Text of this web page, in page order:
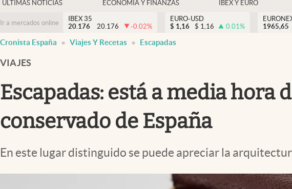
ULTIMAS NOTICIAS ECONOMÍA Y FINANZAS IBEX Y EURO
Ir a mercados online
IBEX 35
20.176
20.176 -0.02%
EURO-USD
$ 1,16 $ 1,16 0.01%
1965,65
Cronista España Viajes Y Recetas Escapadas
VIAJES
Escapadas: está a media hora
conservado de España
En este lugar distinguido se puede apreciar la